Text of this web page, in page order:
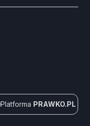
Platforma PRAWKO.PL